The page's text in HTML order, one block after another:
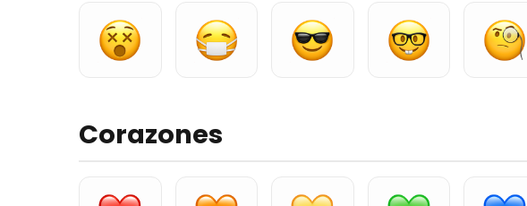
Corazones